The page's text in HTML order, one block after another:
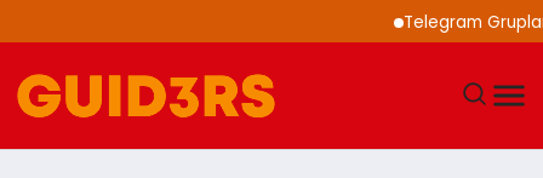
Telegram Grupları ile